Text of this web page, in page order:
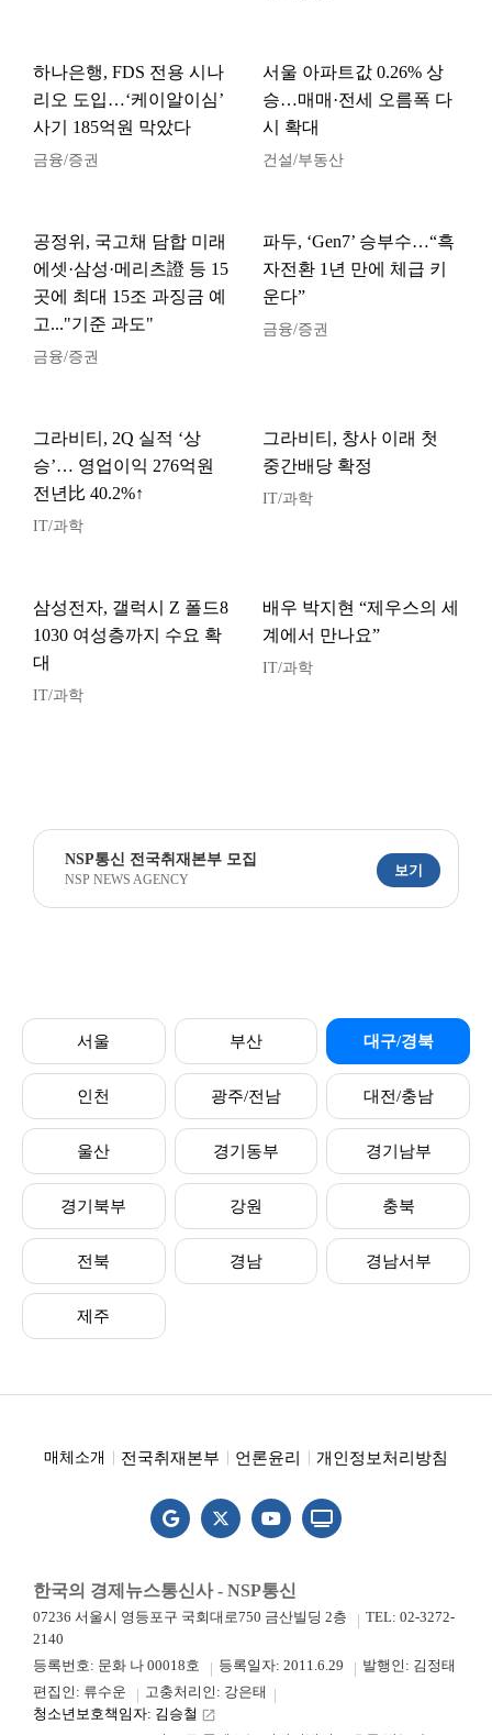
하나은행, FDS 전용 시나
리오 도입…‘케이알이심’
사기 185억원 막았다
금융/증권
서울 아파트값 0.26% 상
승…매매·전세 오름폭 다
시 확대
건설/부동산
공정위, 국고채 담합 미래
에셋·삼성·메리츠證 등 15
곳에 최대 15조 과징금 예
고..."기준 과도"
금융/증권
파두, ‘Gen7’ 승부수…“흑
자전환 1년 만에 체급 키
운다”
금융/증권
그라비티, 2Q 실적 ‘상
승’… 영업이익 276억원
전년比 40.2%↑
IT/과학
그라비티, 창사 이래 첫
중간배당 확정
IT/과학
삼성전자, 갤럭시 Z 폴드8
1030 여성층까지 수요 확
대
IT/과학
배우 박지현 “제우스의 세
계에서 만나요”
IT/과학
NSP통신 전국취재본부 모집
NSP NEWS AGENCY
보기
서울 부산 대구/경북
인천 광주/전남 대전/충남
울산 경기동부 경기남부
경기북부 강원 충북
전북 경남 경남서부
제주
매체소개 전국취재본부 언론윤리 개인정보처리방침
한국의 경제뉴스통신사 - NSP통신
07236 서울시 영등포구 국회대로750 금산빌딩 2층
TEL: 02-3272-
2140
등록번호: 문화 나 00018호
등록일자: 2011.6.29
발행인: 김정태
편집인: 류수운
고충처리인: 강은태
청소년보호책임자: 김승철 launch